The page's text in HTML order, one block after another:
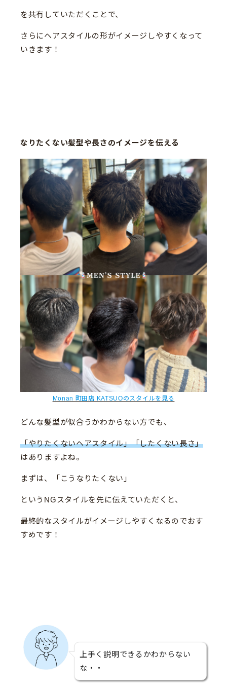
を共有していただくことで、
さらにヘアスタイルの形がイメージしやすくなって
いきます！
なりたくない髪型や長さのイメージを伝える
Monan 町田店 KATSUOのスタイルを見る
どんな髪型が似合うかわからない方でも、
「やりたくないヘアスタイル」「したくない長さ」
はありますよね。
まずは、「こうなりたくない」
というNGスタイルを先に伝えていただくと、
最終的なスタイルがイメージしやすくなるのでおす
すめです！
上手く説明できるかわからない
な・・